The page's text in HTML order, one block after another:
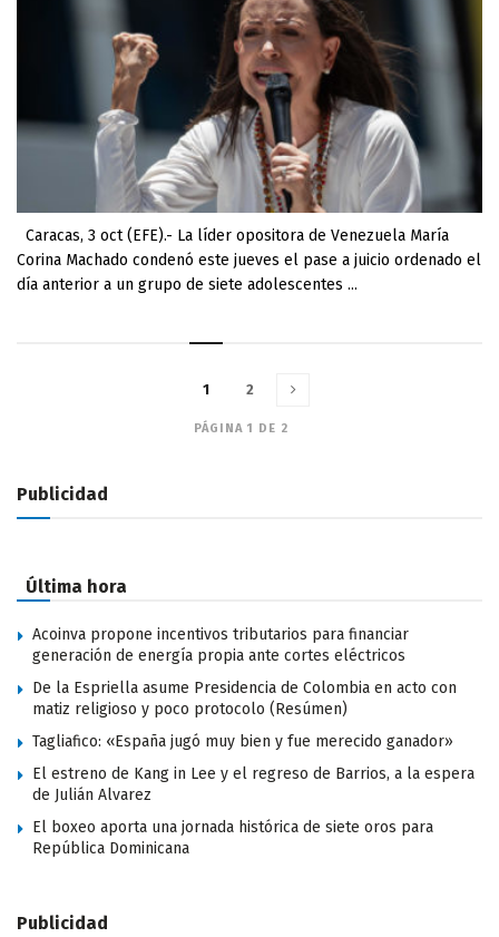
Caracas, 3 oct (EFE).- La líder opositora de Venezuela María
Corina Machado condenó este jueves el pase a juicio ordenado el
día anterior a un grupo de siete adolescentes ...
PÁGINA 1 DE 2
1 2
Publicidad
Última hora
Acoinva propone incentivos tributarios para financiar
generación de energía propia ante cortes eléctricos
De la Espriella asume Presidencia de Colombia en acto con
matiz religioso y poco protocolo (Resúmen)
Tagliafico: «España jugó muy bien y fue merecido ganador»
El estreno de Kang in Lee y el regreso de Barrios, a la espera
de Julián Alvarez
El boxeo aporta una jornada histórica de siete oros para
República Dominicana
Publicidad